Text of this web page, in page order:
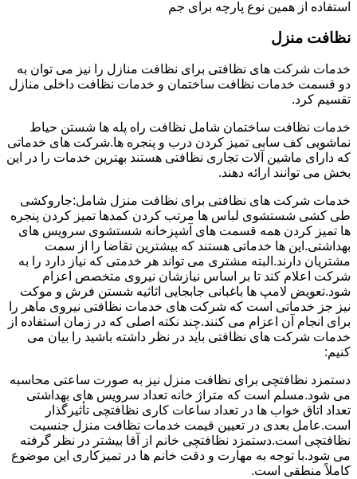
استفاده از همین نوع پارچه برای جم
نظافت منزل
خدمات شرکت های نظافتی برای نظافت منازل را نیز می توان به
دو قسمت خدمات نظافت ساختمان و خدمات نظافت داخلی منازل
تقسیم کرد.
خدمات نظافت ساختمان شامل نظافت راه پله ها شستن حیاط
نماشویی کف سابی تمیز کردن درب و پنجره ها.شرکت های خدماتی
که دارای ماشین آلات تجاری نظافتی هستند بهترین خدمات را در این
بخش می توانند ارائه دهند.
خدمات شرکت های نظافتی برای نظافت منزل شامل:جاروکشی
طی کشی شستشوی لباس ها مرتب کردن کمدها تمیز کردن پنجره
ها تمیز کردن همه قسمت های آشپزخانه شستشوی سرویس های
بهداشتی.این ها خدماتی هستند که بیشترین تقاضا را از سمت
مشتریان دارند.البته مشتری می تواند هر خدمتی که نیاز دارد را به
شرکت اعلام کند تا بر اساس نیازشان نیروی متخصص اعزام
شود.تعویض لامپ ها باغبانی جابجایی اثاثیه شستن فرش و موکت
نیز جز خدماتی است که شرکت های خدمات نظافتی نیروی ماهر را
برای انجام آن اعزام می کنند.چند نکته اصلی که در زمان استفاده از
خدمات شرکت های نظافتی باید در نظر داشته باشید را بیان می
کنیم:
دستمزد نظافتچی برای نظافت منزل نیز به صورت ساعتی محاسبه
می شود.مسلم است که متراژ خانه تعداد سرویس های بهداشتی
تعداد اتاق خواب ها در تعداد ساعات کاری نظافتچی تأثیرگذار
است.عامل بعدی در تعیین قیمت خدمات نظافت منزل جنسیت
نظافتچی است.دستمزد نظافتچی خانم از آقا بیشتر در نظر گرفته
می شود.با توجه به مهارت و دقت خانم ها در تمیزکاری این موضوع
کاملاً منطقی است.